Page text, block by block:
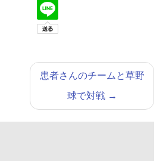
患者さんのチームと草野
球で対戦 →